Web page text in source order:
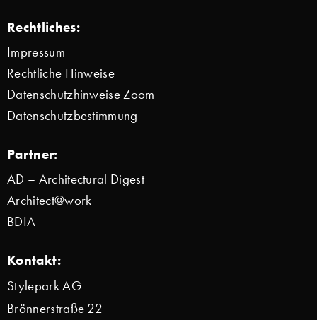
Rechtliches:
Impressum
Rechtliche Hinweise
Datenschutzhinweise Zoom
Datenschutzbestimmung
Partner:
AD – Architectural Digest
Architect@work
BDIA
Kontakt:
Stylepark AG
Brönnerstraße 22